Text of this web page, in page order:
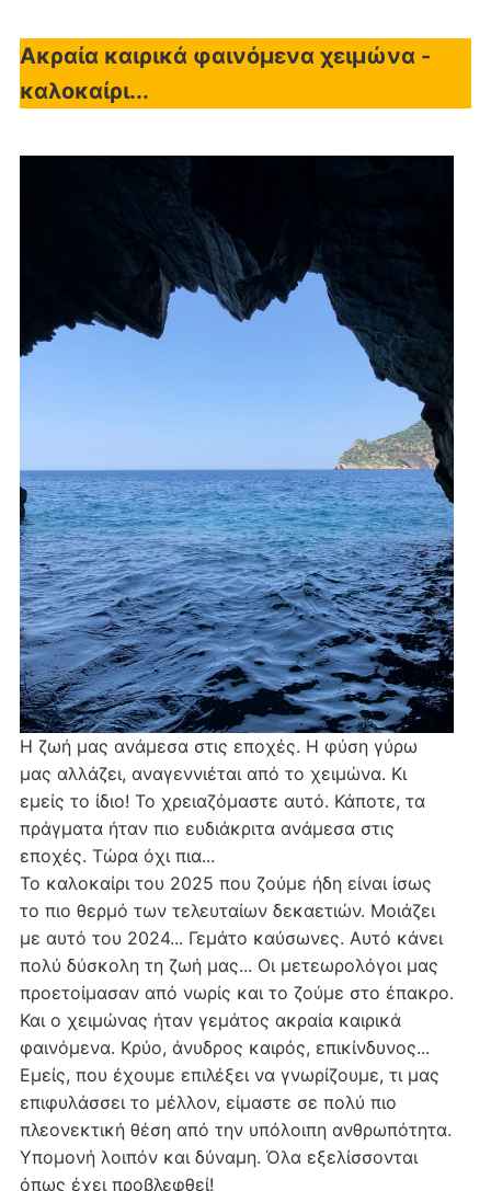
Ακραία καιρικά φαινόμενα χειμώνα -
καλοκαίρι...
Η ζωή μας ανάμεσα στις εποχές. Η φύση γύρω
μας αλλάζει, αναγεννιέται από το χειμώνα. Κι
εμείς το ίδιο! Το χρειαζόμαστε αυτό. Κάποτε, τα
πράγματα ήταν πιο ευδιάκριτα ανάμεσα στις
εποχές. Τώρα όχι πια...
Το καλοκαίρι του 2025 που ζούμε ήδη είναι ίσως
το πιο θερμό των τελευταίων δεκαετιών. Μοιάζει
με αυτό του 2024... Γεμάτο καύσωνες. Αυτό κάνει
πολύ δύσκολη τη ζωή μας... Οι μετεωρολόγοι μας
προετοίμασαν από νωρίς και το ζούμε στο έπακρο.
Και ο χειμώνας ήταν γεμάτος ακραία καιρικά
φαινόμενα. Κρύο, άνυδρος καιρός, επικίνδυνος...
Εμείς, που έχουμε επιλέξει να γνωρίζουμε, τι μας
επιφυλάσσει το μέλλον, είμαστε σε πολύ πιο
πλεονεκτική θέση από την υπόλοιπη ανθρωπότητα.
Υπομονή λοιπόν και δύναμη. Όλα εξελίσσονται
όπως έχει προβλεφθεί!